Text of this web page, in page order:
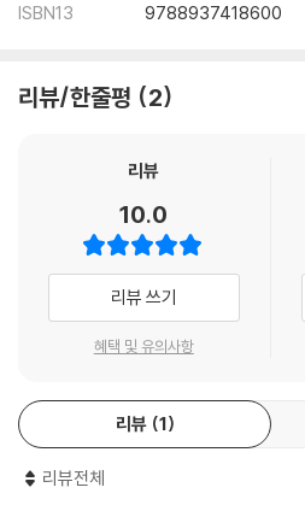
ISBN13
9788937418600
리뷰/한줄평 2
리뷰
10.0
리뷰 쓰기
혜택 및 유의사항
리뷰 1
리뷰전체